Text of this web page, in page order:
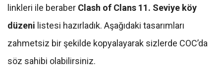
linkleri ile beraber Clash of Clans 11. Seviye köy
düzeni listesi hazırladık. Aşağıdaki tasarımları
zahmetsiz bir şekilde kopyalayarak sizlerde COC’da
söz sahibi olabilirsiniz.